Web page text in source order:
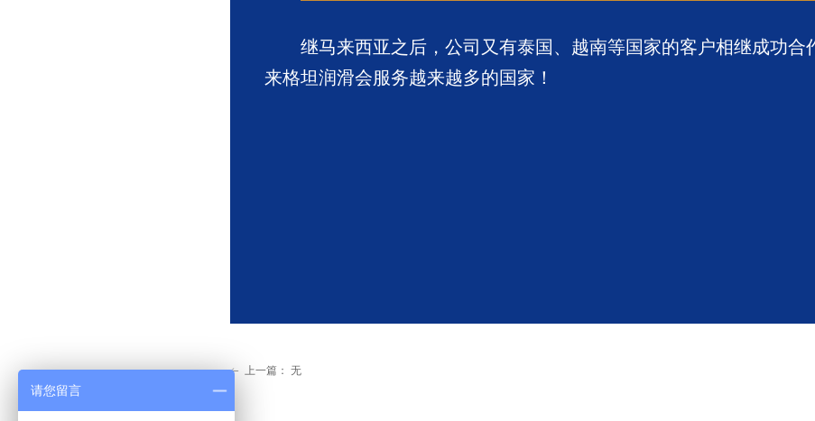
继马来西亚之后，公司又有泰国、越南等国家的客户相继成功合
来格坦润滑会服务越来越多的国家！
ꂃ 上一篇： 无
请您留言